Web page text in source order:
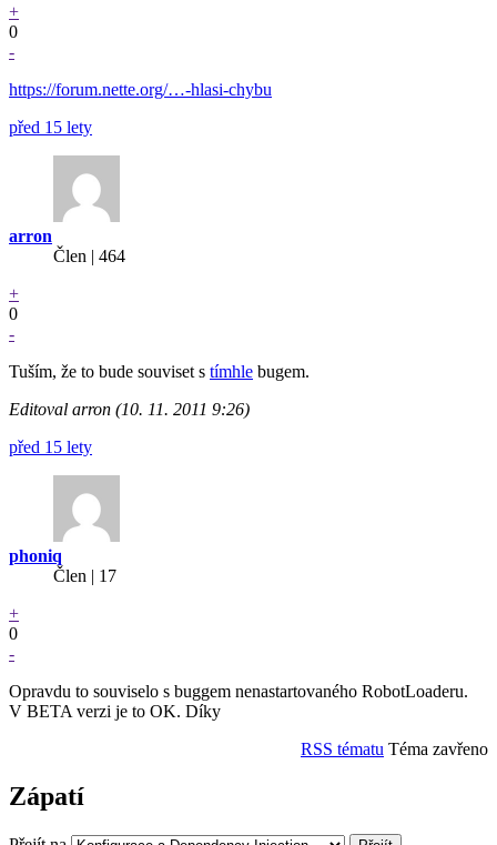
+
0
-
https://forum.nette.org/…-hlasi-chybu
před 15 lety
arron
Člen | 464
+
0
-
Tuším, že to bude souviset s tímhle bugem.
Editoval arron (10. 11. 2011 9:26)
před 15 lety
phoniq
Člen | 17
+
0
-
Opravdu to souviselo s buggem nenastartovaného RobotLoaderu.
V BETA verzi je to OK. Díky
RSS tématu Téma zavřeno
Zápatí